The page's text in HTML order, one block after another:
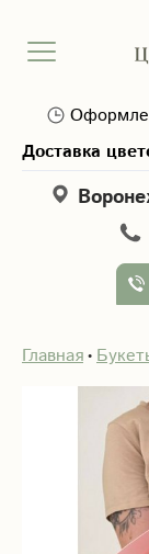
Доставка
Главная